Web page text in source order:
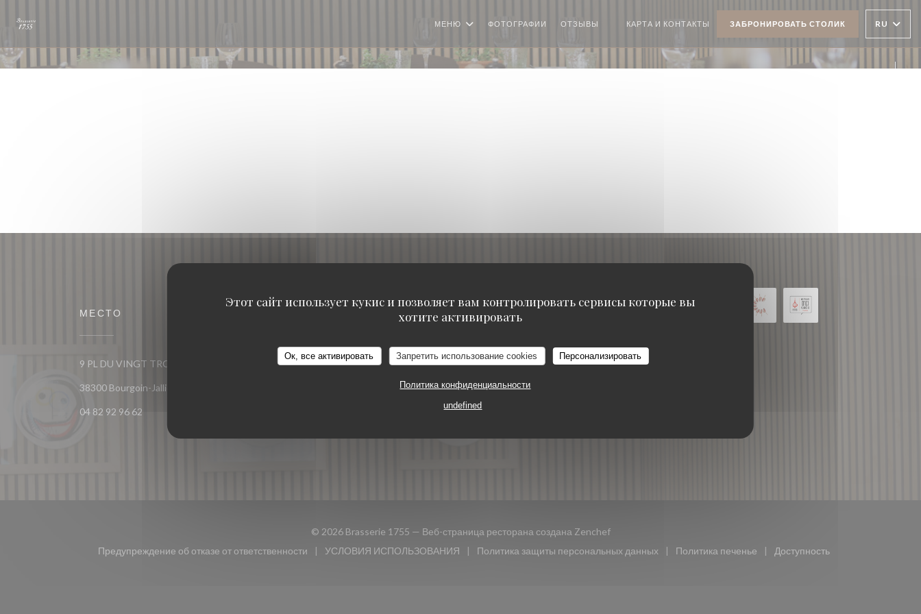
Этот сайт использует кукис и позволяет вам контролировать сервисы которые вы
хотите активировать
Ок, все активировать Запретить использование cookies Персонализировать
Политика конфиденциальности
undefined
МЕНЮ ФОТОГРАФИИ ОТЗЫВЫ КАРТА И КОНТАКТЫ ЗАБРОНИРОВАТЬ СТОЛИК RU
МЕСТО
9 PL DU VINGT TROIS AOUT 1944
38300 Bourgoin-Jallieu
04 82 92 96 62
ПРИСОЕДИНЯЙТЕСЬ К НАМ БРОНИРОВАНИЕ
ЗАБРОНИРОВАТЬ
СТОЛИК
© 2026 Brasserie 1755 — Веб-страница ресторана создана Zenchef((открывается в новом окне))
Предупреждение об отказе от ответственности
((открывается в новом окне))
УСЛОВИЯ ИСПОЛЬЗОВАНИЯ
((открывается в новом окне))
Политика защиты персональных данных
((открывается в новом окне))
Политика печенье
((открывается в новом окне))
Доступность